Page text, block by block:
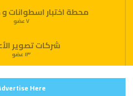
محطة اختبار اسطوانات
٧ عضو
شركات تصوير
١٣ عضو
Here